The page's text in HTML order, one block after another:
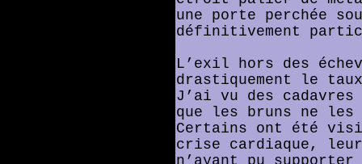
une porte perchée
définitivement
L’exil hors des
drastiquement le
J’ai vu des
que les bruns ne
Certains ont été
crise cardiaque,
n’ayant pu